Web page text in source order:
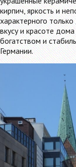
кирпич, яркость и
характерного
вкусу и красоте
богатством и
Германии.